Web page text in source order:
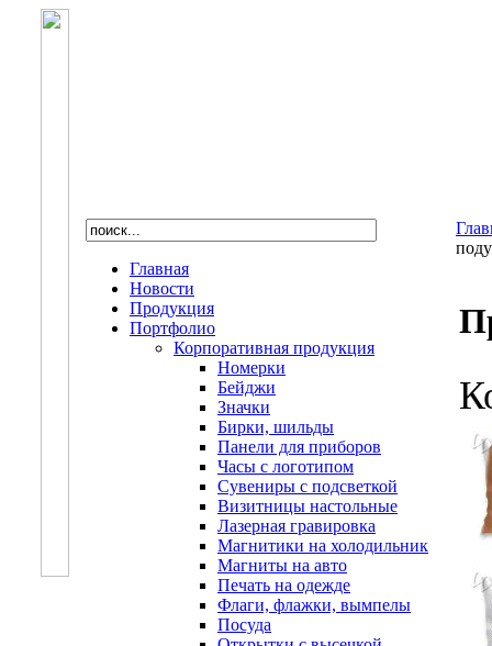
Главная
Новости
Продукция
Портфолио
Корпоративная продукция
Номерки
Бейджи
Значки
Бирки, шильды
Панели для приборов
Часы с логотипом
Сувениры с подсветкой
Визитницы настольные
Лазерная гравировка
Магнитики на холодильник
Магниты на авто
Печать на одежде
Флаги, флажки, вымпелы
Посуда